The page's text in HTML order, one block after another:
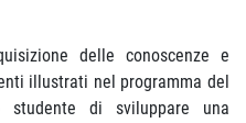
delle conoscenze e
illustrati nel programma del
studente di sviluppare una